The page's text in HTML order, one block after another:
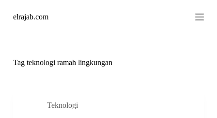
kelrajab.com
Tagteknologi ramah lingkungan
Teknologi